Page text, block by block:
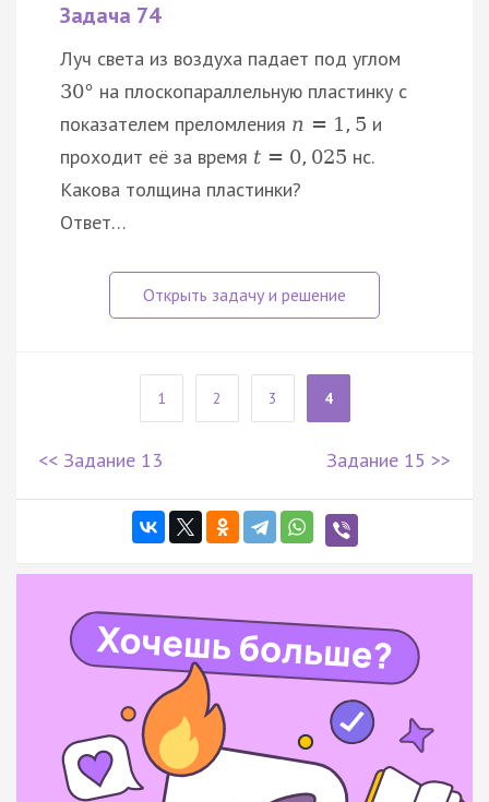
Задача 74
Луч света из воздуха падает под углом
30° на плоскопараллельную пластинку с
показателем преломления n = 1, 5 и
проходит её за время t = 0, 025 нс.
Какова толщина пластинки?
Ответ…
1 2 3 4
<< Задание 13 Задание 15 >>